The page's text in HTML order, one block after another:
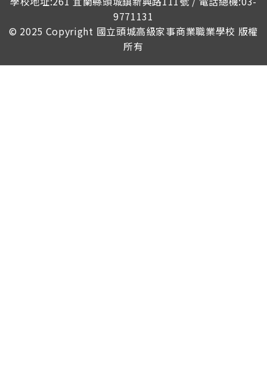
9771131
© 2025 Copyright 國立頭城高級家事商業職業學校 版權
所有